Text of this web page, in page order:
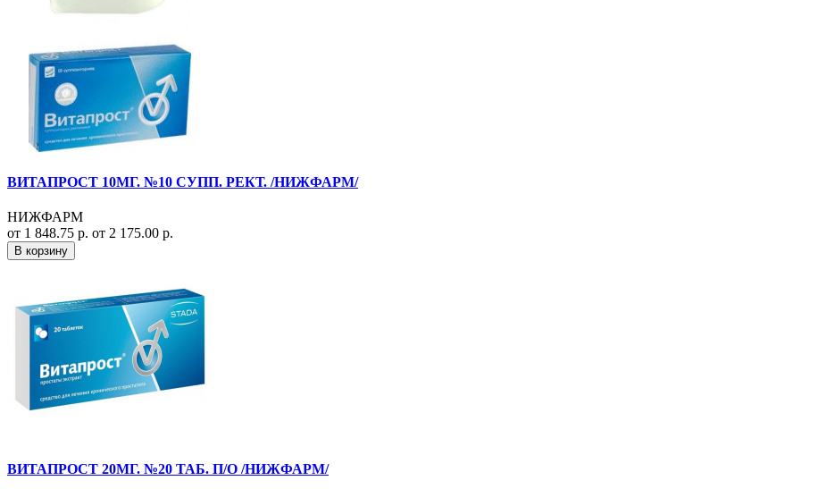
ВИТАПРОСТ 10МГ. №10 СУПП. РЕКТ. /НИЖФАРМ/
НИЖФАРМ
от 1 848.75 р. от 2 175.00 р.
В корзину
ВИТАПРОСТ 20МГ. №20 ТАБ. П/О /НИЖФАРМ/